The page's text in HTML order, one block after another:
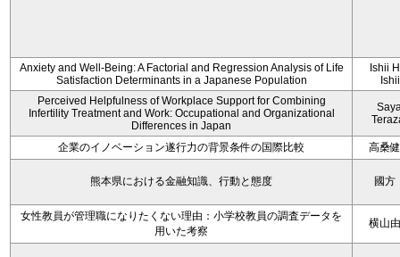
Anxiety and Well-Being: A Factorial and Regression Analysis of Life
Satisfaction Determinants in a Japanese Population
Ishii
Perceived Helpfulness of Workplace Support for Combining
Infertility Treatment and Work: Occupational and Organizational
Differences in Japan
企業のイノベーション遂行力の背景条件の国際比較 高桑
熊本県における金融知識、行動と態度 國
女性教員が管理職になりたくない理由：小学校教員の調査データを
用いた考察
横山